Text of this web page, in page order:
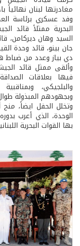
مغادرتها لبنان
وفد عسكري برئاسة
البحرية ممثلاً قائد
السيد وهان ديركامن،
جان بينو، قائد وحدة
دي بياز وعدد من ضباط
وألقى ممثل قائد
فيها بعلاقات
والبلجيكي،
وبجهودهم المبذولة
وتخلل الحفل ايضاً،
الوحدة، الذي أعرب
بها القوات البحرية